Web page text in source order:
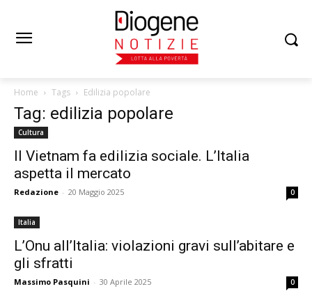
Home Tags Edilizia popolare
Tag: edilizia popolare
Cultura
Il Vietnam fa edilizia sociale. L’Italia
aspetta il mercato
Redazione - 20 Maggio 2025 0
Italia
L’Onu all’Italia: violazioni gravi sull’abitare e
gli sfratti
Massimo Pasquini - 30 Aprile 2025 0